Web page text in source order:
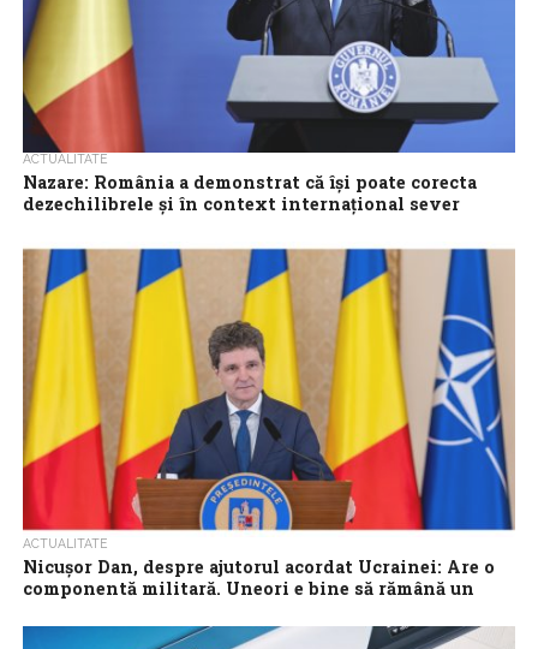
ACTUALITATE
Nazare: România a demonstrat că își poate corecta
dezechilibrele și în context internațional sever
într-un context internațional sever însă instabilitatea politică
afectează direct încrederea și percepția...
ACTUALITATE
Nicușor Dan, despre ajutorul acordat Ucrainei: Are o
componentă militară. Uneori e bine să rămână un
Președintele Nicușor Dan a declarat miercuri, referitor la